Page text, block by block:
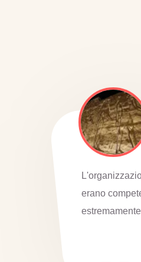
I luoghi che
L'esperienza
emozionante.